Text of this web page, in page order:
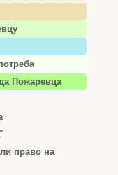
Пожаревца
право на